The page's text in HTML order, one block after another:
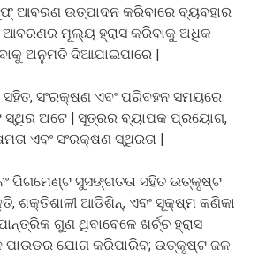
ଆବରଣ ଉତ୍ପାଦନ କରିବାରେ ବ୍ୟବହାର
ଆବରଣର ମୂଲ୍ୟ ହ୍ରାସ କରିବାକୁ ଅଧିକ
ଅନୁମତି ଦିଆଯାଇପାରେ |
ସଂରକ୍ଷଣ ଏବଂ ପରିବହନ ସମୟରେ
ଅଟେ | ସୂତ୍ରର ବ୍ୟାପକ ପ୍ରୟୋଗ,
ଏବଂ ସଂରକ୍ଷଣ ସ୍ଥିରତା |
ପିଗମେଣ୍ଟ ସୁସଙ୍ଗତତା ସହିତ ଉତ୍କୃଷ୍ଟ
ଶକ୍ତିଶାଳୀ ଆଡିଶିନ୍, ଏବଂ ସୂକ୍ଷ୍ମ କଣିକା
ଗୁଣ ଥିବାବେଳେ ଖର୍ଚ୍ଚ ହ୍ରାସ
ପାଉଡର ଯୋଗ କରିପାରିବ; ଉତ୍କୃଷ୍ଟ ଜଳ